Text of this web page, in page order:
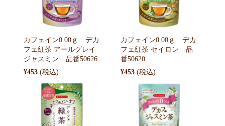
カフェイン0.00ｇ デカ
フェ紅茶 アールグレイ
ジャスミン 品番50626
¥453
カフェイン0.00ｇ デカ
フェ紅茶 セイロン 品
番50620
¥453